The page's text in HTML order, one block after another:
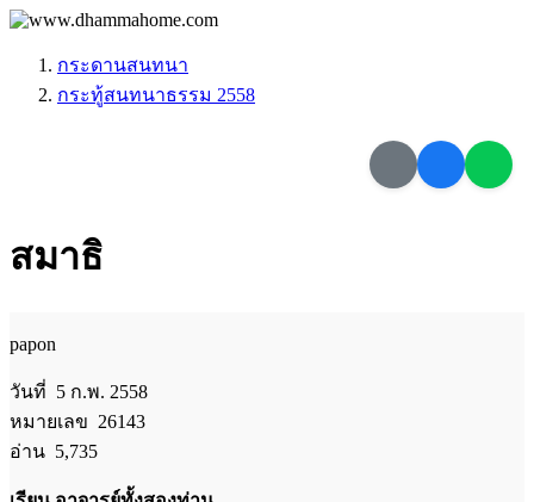
กระดานสนทนา
กระทู้สนทนาธรรม 2558
สมาธิ
papon
วันที่ 5 ก.พ. 2558
หมายเลข 26143
อ่าน 5,735